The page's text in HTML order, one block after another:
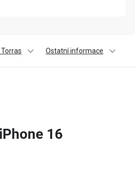
Ostatní informace
16